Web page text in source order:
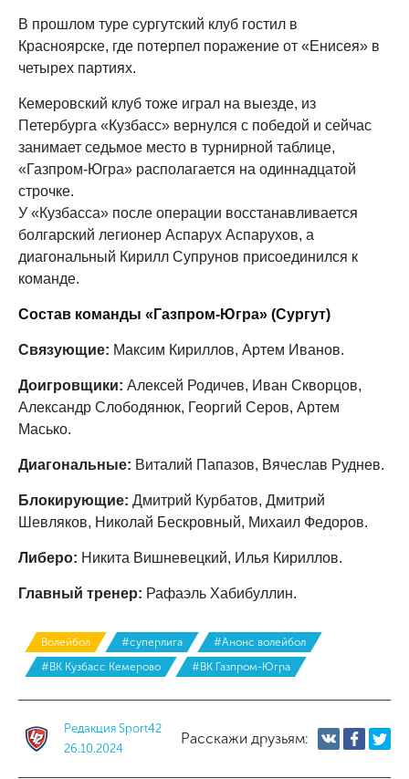
В прошлом туре сургутский клуб гостил в
Красноярске, где потерпел поражение от «Енисея» в
четырех партиях.
Кемеровский клуб тоже играл на выезде, из
Петербурга «Кузбасс» вернулся с победой и сейчас
занимает седьмое место в турнирной таблице,
«Газпром-Югра» располагается на одиннадцатой
строчке.
У «Кузбасса» после операции восстанавливается
болгарский легионер Аспарух Аспарухов, а
диагональный Кирилл Супрунов присоединился к
команде.
Состав команды «Газпром-Югра» (Сургут)
Связующие: Максим Кириллов, Артем Иванов.
Доигровщики: Алексей Родичев, Иван Скворцов,
Александр Слободянюк, Георгий Серов, Артем
Масько.
Диагональные: Виталий Папазов, Вячеслав Руднев.
Блокирующие: Дмитрий Курбатов, Дмитрий
Шевляков, Николай Бескровный, Михаил Федоров.
Либеро: Никита Вишневецкий, Илья Кириллов.
Главный тренер: Рафаэль Хабибуллин.
Волейбол #суперлига
#Анонс волейбол
#ВК Кузбасс Кемерово
#ВК Газпром-Югра
Редакция Sport42
26.10.2024
Расскажи друзьям: